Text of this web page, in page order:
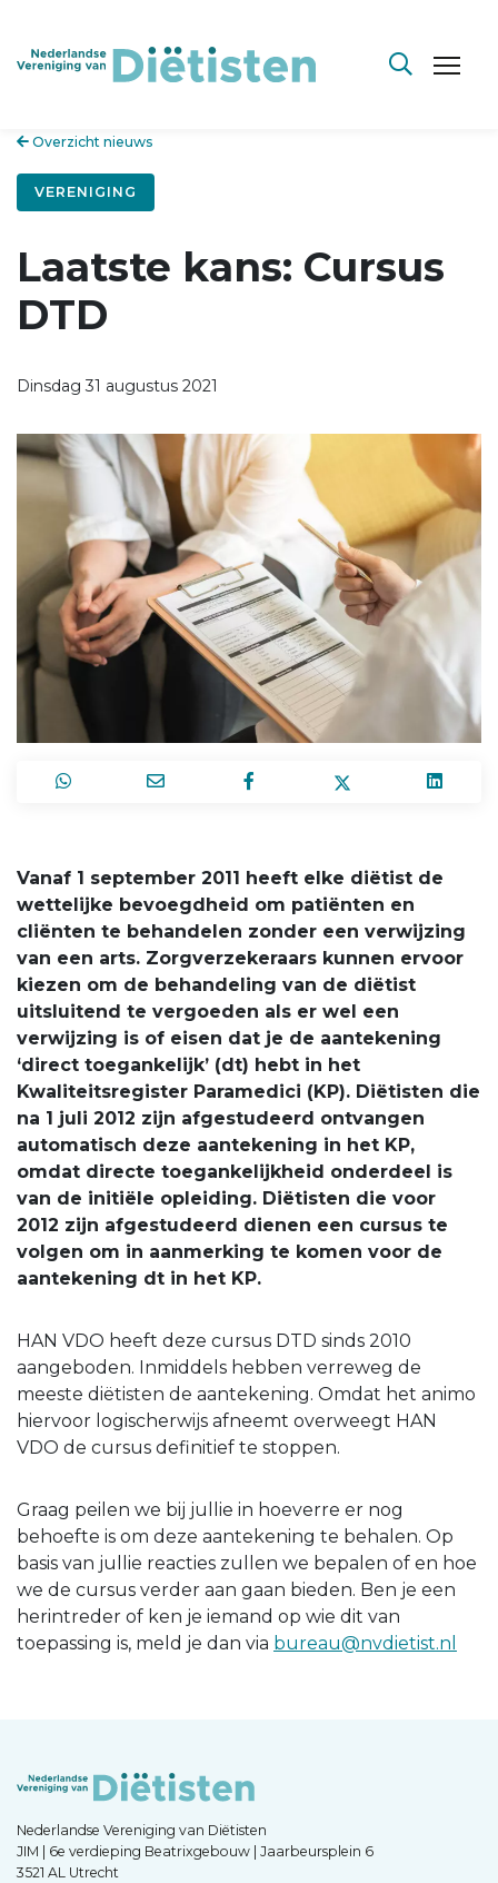
Overzicht nieuws
VERENIGING
Laatste kans: Cursus
DTD
Dinsdag 31 augustus 2021
Vanaf 1 september 2011 heeft elke diëtist de
wettelijke bevoegdheid om patiënten en
cliënten te behandelen zonder een verwijzing
van een arts. Zorgverzekeraars kunnen ervoor
kiezen om de behandeling van de diëtist
uitsluitend te vergoeden als er wel een
verwijzing is of eisen dat je de aantekening
‘direct toegankelijk’ (dt) hebt in het
Kwaliteitsregister Paramedici (KP). Diëtisten die
na 1 juli 2012 zijn afgestudeerd ontvangen
automatisch deze aantekening in het KP,
omdat directe toegankelijkheid onderdeel is
van de initiële opleiding. Diëtisten die voor
2012 zijn afgestudeerd dienen een cursus te
volgen om in aanmerking te komen voor de
aantekening dt in het KP.
HAN VDO heeft deze cursus DTD sinds 2010
aangeboden. Inmiddels hebben verreweg de
meeste diëtisten de aantekening. Omdat het animo
hiervoor logischerwijs afneemt overweegt HAN
VDO de cursus definitief te stoppen.
Graag peilen we bij jullie in hoeverre er nog
behoefte is om deze aantekening te behalen. Op
basis van jullie reacties zullen we bepalen of en hoe
we de cursus verder aan gaan bieden. Ben je een
herintreder of ken je iemand op wie dit van
toepassing is, meld je dan via bureau@nvdietist.nl
Nederlandse Vereniging van Diëtisten
JIM | 6e verdieping Beatrixgebouw | Jaarbeursplein 6
3521 AL Utrecht